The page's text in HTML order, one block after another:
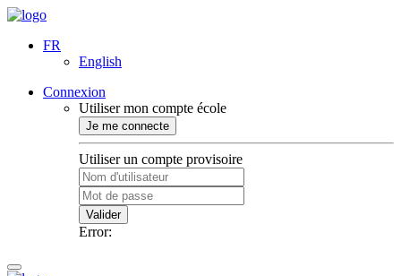
FR
English
Connexion
Utiliser mon compte école
Je me connecte
Utiliser un compte provisoire
Valider
Error: